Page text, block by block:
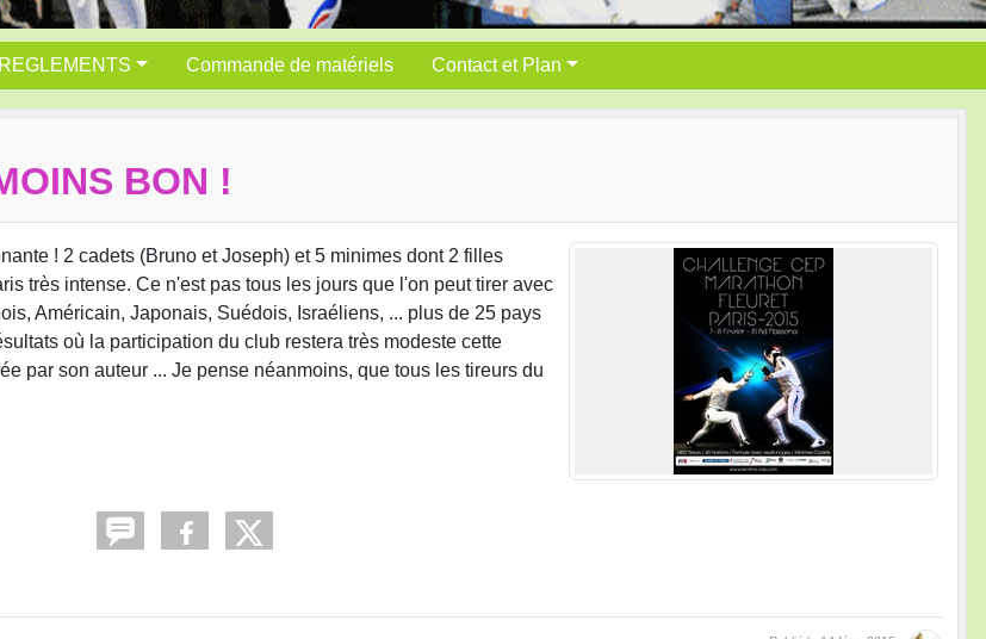
Commande de matériels Contact et Plan
BON !
! 2 cadets (Bruno et Joseph) et 5 minimes dont 2 filles
très intense. Ce n'est pas tous les jours que l'on peut tirer avec
Américain, Japonais, Suédois, Israéliens, ... plus de 25 pays
où la participation du club restera très modeste cette
par son auteur ... Je pense néanmoins, que tous les tireurs du